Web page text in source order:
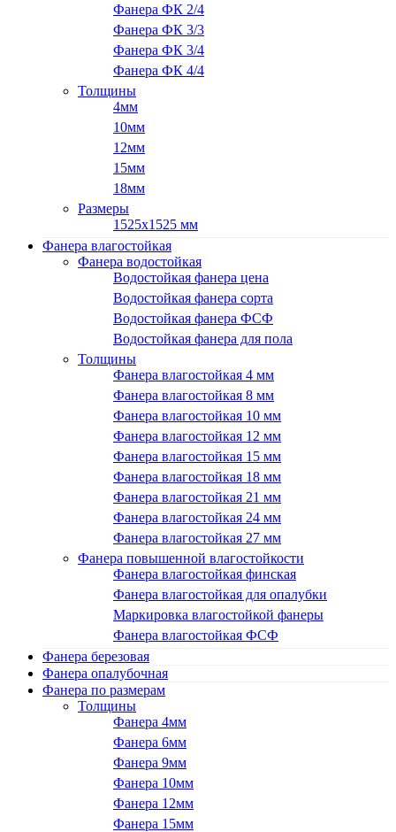
Фанера ФК 2/4
Фанера ФК 3/3
Фанера ФК 3/4
Фанера ФК 4/4
Толщины
4мм
10мм
12мм
15мм
18мм
Размеры
1525х1525 мм
Фанера влагостойкая
Фанера водостойкая
Водостойкая фанера цена
Водостойкая фанера сорта
Водостойкая фанера ФСФ
Водостойкая фанера для пола
Толщины
Фанера влагостойкая 4 мм
Фанера влагостойкая 8 мм
Фанера влагостойкая 10 мм
Фанера влагостойкая 12 мм
Фанера влагостойкая 15 мм
Фанера влагостойкая 18 мм
Фанера влагостойкая 21 мм
Фанера влагостойкая 24 мм
Фанера влагостойкая 27 мм
Фанера повышенной влагостойкости
Фанера влагостойкая финская
Фанера влагостойкая для опалубки
Маркировка влагостойкой фанеры
Фанера влагостойкая ФСФ
Фанера березовая
Фанера опалубочная
Фанера по размерам
Толщины
Фанера 4мм
Фанера 6мм
Фанера 9мм
Фанера 10мм
Фанера 12мм
Фанера 15мм